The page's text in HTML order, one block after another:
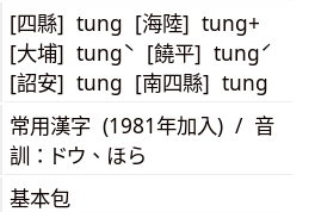
[四縣] tung [海陸] tung+
[大埔] tungˋ [饒平] tungˊ
[詔安] tung [南四縣] tung
常用漢字 (1981年加入) / 音
訓：ドウ、ほら
基本包